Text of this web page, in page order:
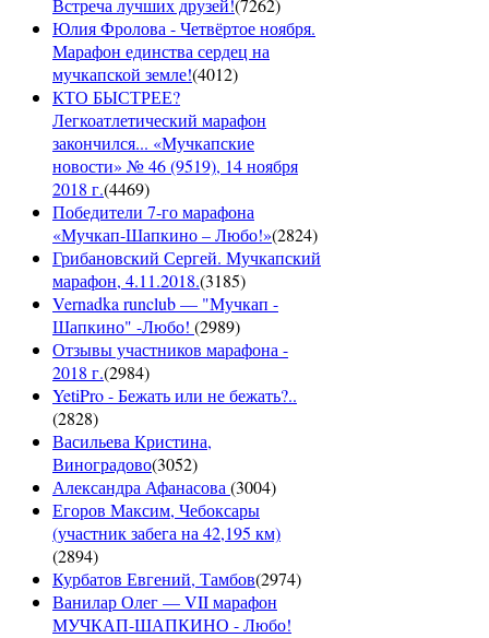
Встреча лучших друзей!(7262)
Юлия Фролова - Четвёртое ноября.
Марафон единства сердец на
мучкапской земле!(4012)
КТО БЫСТРЕЕ?
Легкоатлетический марафон
закончился... «Мучкапские
новости» № 46 (9519), 14 ноября
2018 г.(4469)
Победители 7-го марафона
«Мучкап-Шапкино – Любо!»(2824)
Грибановский Сергей. Мучкапский
марафон, 4.11.2018.(3185)
Vernadka runclub — "Мучкап -
Шапкино" -Любо! (2989)
Отзывы участников марафона -
2018 г.(2984)
YetiPro - Бежать или не бежать?..
(2828)
Васильева Кристина,
Виноградово(3052)
Александра Афанасова(3004)
Егоров Максим, Чебоксары
(участник забега на 42,195 км)
(2894)
Курбатов Евгений, Тамбов(2974)
Ванилар Олег — VII марафон
МУЧКАП-ШАПКИНО - Любо!